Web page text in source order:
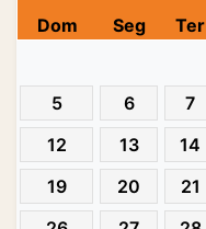
Dom Seg Ter
5
6 7
12
13 14
19
20 21